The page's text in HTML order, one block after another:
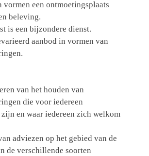
vormen een ontmoetingsplaats
beleving.
is een bijzondere dienst.
aanbod in vormen van
van het houden van
die voor iedereen
en waar iedereen zich welkom
adviezen op het gebied van de
de verschillende soorten